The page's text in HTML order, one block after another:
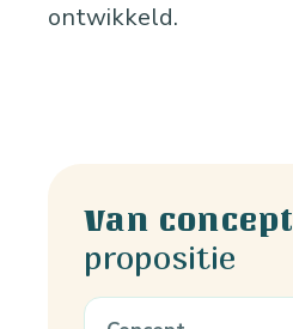
ontwikkeld.
Van concept
propositie